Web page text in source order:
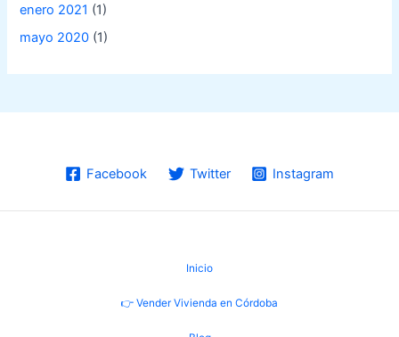
enero 2021 (1)
mayo 2020 (1)
Facebook Twitter Instagram
Inicio
👉 Vender Vivienda en Córdoba